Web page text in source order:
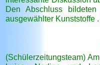
Den Abschluss
ausgewählter Kunststoffe
(Schülerzeitungsteam)